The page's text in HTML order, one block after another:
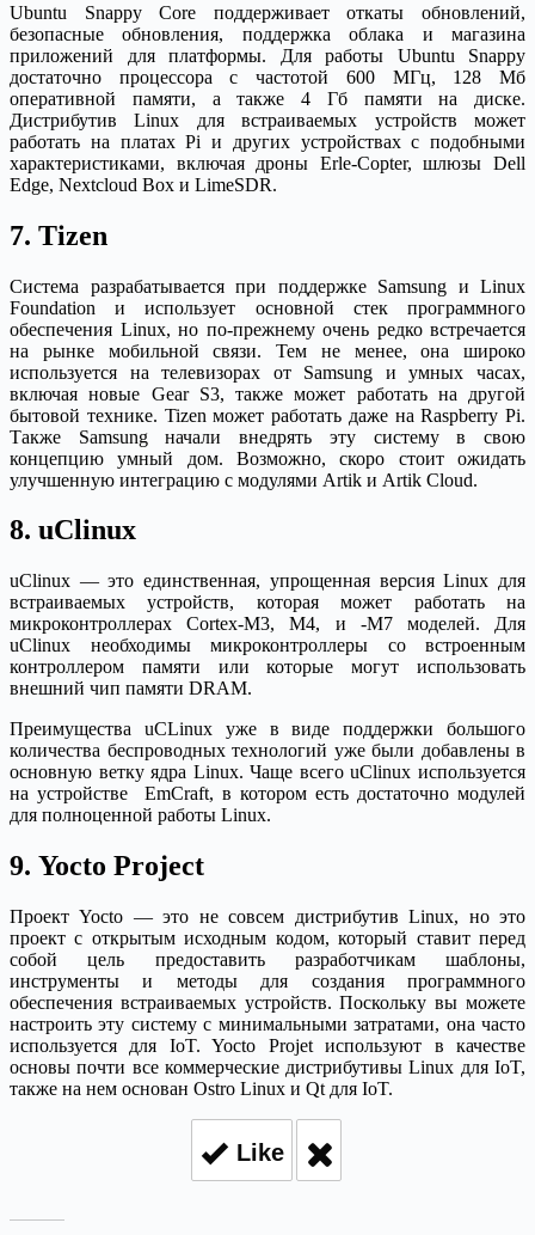
Ubuntu Snappy Core поддерживает откаты обновлений,
безопасные обновления, поддержка облака и магазина
приложений для платформы. Для работы Ubuntu Snappy
достаточно процессора с частотой 600 МГц, 128 Мб
оперативной памяти, а также 4 Гб памяти на диске.
Дистрибутив Linux для встраиваемых устройств может
работать на платах Pi и других устройствах с подобными
характеристиками, включая дроны Erle-Copter, шлюзы Dell
Edge, Nextcloud Box и LimeSDR.
7. Tizen
Система разрабатывается при поддержке Samsung и Linux
Foundation и использует основной стек программного
обеспечения Linux, но по-прежнему очень редко встречается
на рынке мобильной связи. Тем не менее, она широко
используется на телевизорах от Samsung и умных часах,
включая новые Gear S3, также может работать на другой
бытовой технике. Tizen может работать даже на Raspberry Pi.
Также Samsung начали внедрять эту систему в свою
концепцию умный дом. Возможно, скоро стоит ожидать
улучшенную интеграцию с модулями Artik и Artik Cloud.
8. uClinux
uClinux — это единственная, упрощенная версия Linux для
встраиваемых устройств, которая может работать на
микроконтроллерах Cortex-M3, M4, и -M7 моделей. Для
uClinux необходимы микроконтроллеры со встроенным
контроллером памяти или которые могут использовать
внешний чип памяти DRAM.
Преимущества uCLinux уже в виде поддержки большого
количества беспроводных технологий уже были добавлены в
основную ветку ядра Linux. Чаще всего uClinux используется
на устройстве EmCraft, в котором есть достаточно модулей
для полноценной работы Linux.
9. Yocto Project
Проект Yocto — это не совсем дистрибутив Linux, но это
проект с открытым исходным кодом, который ставит перед
собой цель предоставить разработчикам шаблоны,
инструменты и методы для создания программного
обеспечения встраиваемых устройств. Поскольку вы можете
настроить эту систему с минимальными затратами, она часто
используется для IoT. Yocto Projet используют в качестве
основы почти все коммерческие дистрибутивы Linux для IoT,
также на нем основан Ostro Linux и Qt для IoT.
Like